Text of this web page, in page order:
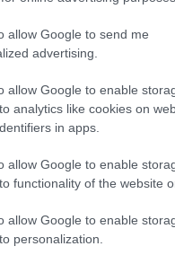
allow Google to send me
advertising.
allow Google to enable
analytics like cookies on
in apps.
allow Google to enable
functionality of the website
allow Google to enable
personalization.
14 Luglio 2026